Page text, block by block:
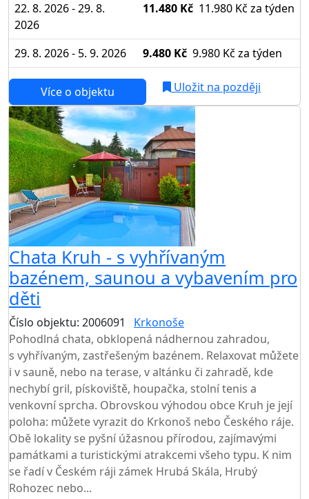
22. 8. 2026 - 29. 8.
2026
11.480 Kč 11.980 Kč za týden
29. 8. 2026 - 5. 9. 2026 9.480 Kč 9.980 Kč za týden
Více o objektu
Uložit na později
Chata Kruh - s vyhřívaným
bazénem, saunou a vybavením pro
děti
Číslo objektu: 2006091 Krkonoše
Pohodlná chata, obklopená nádhernou zahradou,
s vyhřívaným, zastřešeným bazénem. Relaxovat můžete
i v sauně, nebo na terase, v altánku či zahradě, kde
nechybí gril, pískoviště, houpačka, stolní tenis a
venkovní sprcha. Obrovskou výhodou obce Kruh je její
poloha: můžete vyrazit do Krkonoš nebo Českého ráje.
Obě lokality se pyšní úžasnou přírodou, zajímavými
památkami a turistickými atrakcemi všeho typu. K nim
se řadí v Českém ráji zámek Hrubá Skála, Hrubý
Rohozec nebo...